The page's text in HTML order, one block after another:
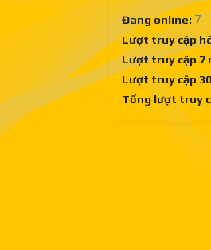
Đang online:7
Lượt truy cập
Lượt truy cập 7
Lượt truy cập
Tổng lượt truy